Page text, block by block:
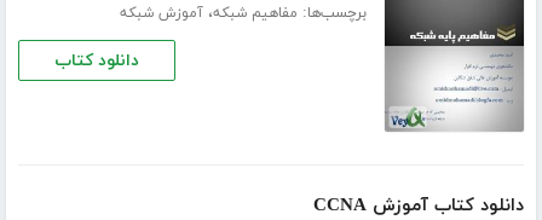
برچسب‌ها: مفاهیم شبکه،آموزش شبکه
دانلود کتاب
دانلود کتاب آموزش CCNA